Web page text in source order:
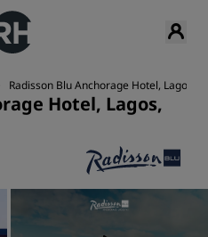
Radisson Blu Anchorage Hotel, Lagos,
Hotel, Lagos,